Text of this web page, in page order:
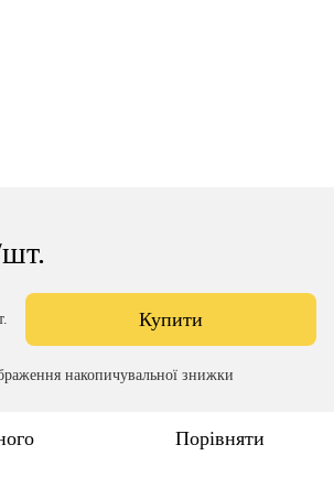
Купити
накопичувальної знижки
Порівняти